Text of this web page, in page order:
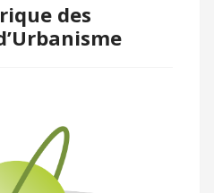
des